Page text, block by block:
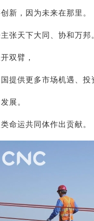
新，因为未来在那里。
张天下大同、协和万邦
双臂，
提供更多市场机遇、投
展。
命运共同体作出贡献。